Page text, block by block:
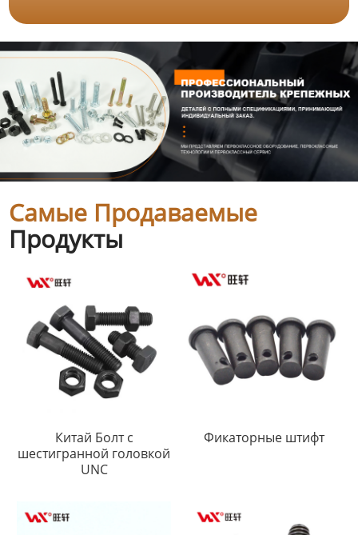
Самые Продаваемые
Продукты
Китай Болт с
шестигранной головкой
UNC
Фикаторные штифт